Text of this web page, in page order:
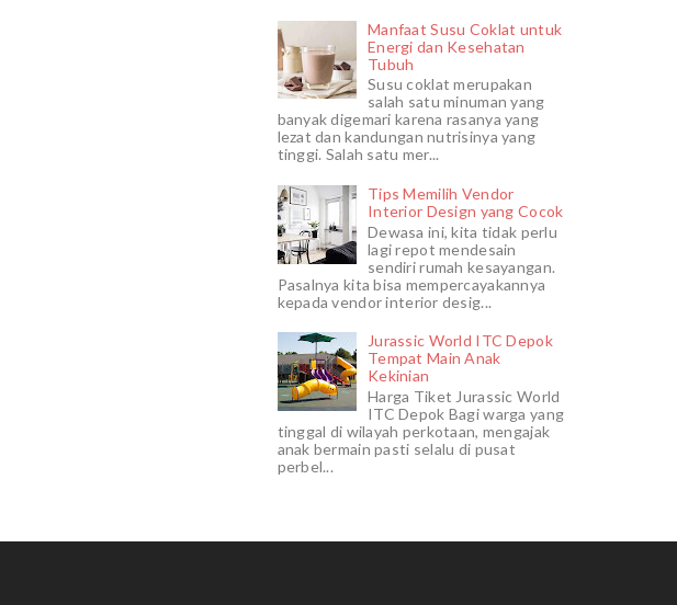
Manfaat Susu Coklat untuk
Energi dan Kesehatan
Tubuh
Susu coklat merupakan
salah satu minuman yang
banyak digemari karena rasanya yang
lezat dan kandungan nutrisinya yang
tinggi. Salah satu mer...
Tips Memilih Vendor
Interior Design yang Cocok
Dewasa ini, kita tidak perlu
lagi repot mendesain
sendiri rumah kesayangan.
Pasalnya kita bisa mempercayakannya
kepada vendor interior desig...
Jurassic World ITC Depok
Tempat Main Anak
Kekinian
Harga Tiket Jurassic World
ITC Depok Bagi warga yang
tinggal di wilayah perkotaan, mengajak
anak bermain pasti selalu di pusat
perbel...